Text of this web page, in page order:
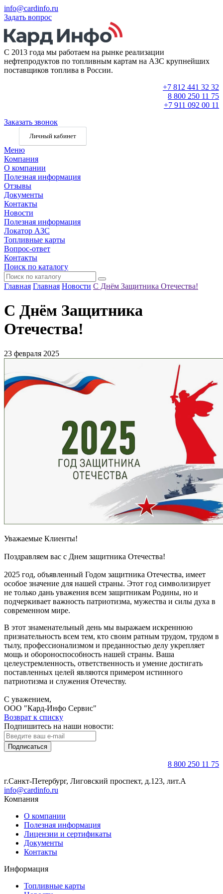
info@cardinfo.ru
Задать вопрос
С 2013 года мы работаем на рынке реализации
нефтепродуктов по топливным картам на АЗС крупнейших
поставщиков топлива в России.
+7 812 441 32 32
8 800 250 11 75
+7 911 092 00 11
Заказать звонок
Личный кабинет
Меню
Компания
О компании
Полезная информация
Отзывы
Документы
Контакты
Новости
Полезная информация
Локатор АЗС
Топливные карты
Вопрос-ответ
Контакты
Поиск по каталогу
Главная Главная Новости С Днём Защитника Отечества!
С Днём Защитника
Отечества!
23 февраля 2025
Уважаемые Клиенты!
Поздравляем вас с Днем защитника Отечества!
2025 год, объявленный Годом защитника Отечества, имеет
особое значение для нашей страны. Этот год символизирует
не только дань уважения всем защитникам Родины, но и
подчеркивает важность патриотизма, мужества и силы духа в
современном мире.
В этот знаменательный день мы выражаем искреннюю
признательность всем тем, кто своим ратным трудом, трудом в
тылу, профессионализмом и преданностью делу укрепляет
мощь и обороноспособность нашей страны. Ваша
целеустремленность, ответственность и умение достигать
поставленных целей являются примером истинного
патриотизма и служения Отечеству.
С уважением,
ООО "Кард-Инфо Сервис"
Возврат к списку
Подпишитесь на наши новости:
Подписаться
8 800 250 11 75
г.Санкт-Петербург, Лиговский проспект, д.123, лит.А
info@cardinfo.ru
Компания
О компании
Полезная информация
Лицензии и сертификаты
Документы
Контакты
Информация
Топливные карты